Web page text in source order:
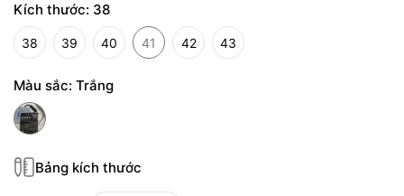
Kích thước: 38
38 39 40 41 42 43
Màu sắc: Trắng
Bảng kích thước